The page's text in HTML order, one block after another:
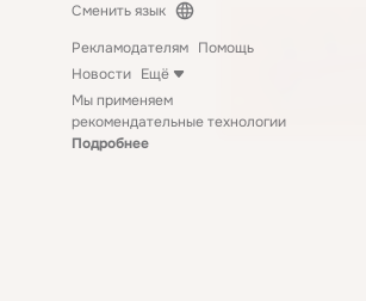
Сменить язык
Рекламодателям Помощь
Новости Ещё
Мы применяем
рекомендательные технологии
Подробнее